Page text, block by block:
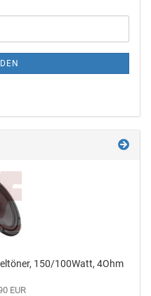
150/100Watt, 4Ohm
EUR